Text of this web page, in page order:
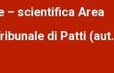
– scientifica Area
di Patti (aut.